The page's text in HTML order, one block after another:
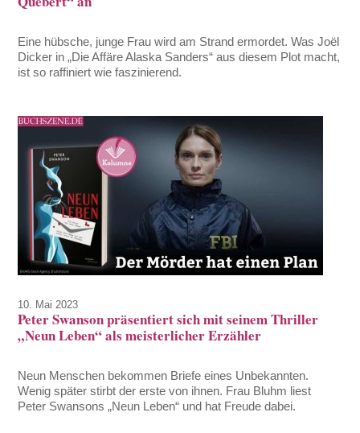
Eine hübsche, junge Frau wird am Strand ermordet. Was Joël
Dicker in „Die Affäre Alaska Sanders“ aus diesem Plot macht,
ist so raffiniert wie faszinierend.
10. Mai 2023
Peter Swanson präsentiert sich mit seinem Thriller
„Neun Leben“ als meisterlicher Erzähler
Neun Menschen bekommen Briefe eines Unbekannten.
Wenig später stirbt der erste von ihnen. Frau Bluhm liest
Peter Swansons „Neun Leben“ und hat Freude dabei.